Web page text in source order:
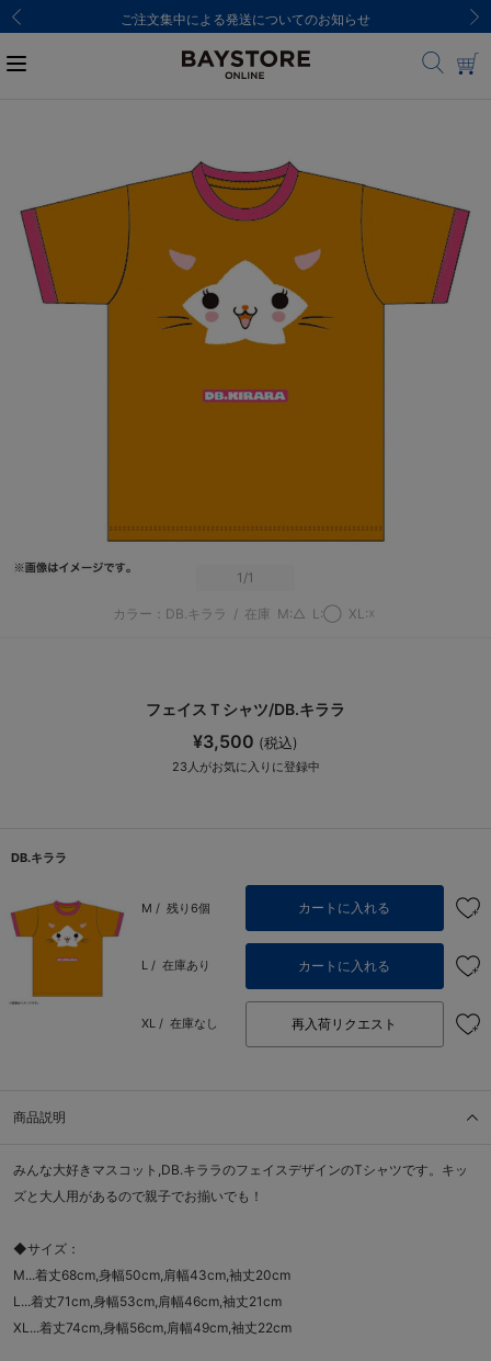
ご注文集中による発送についてのお知らせ
1 /1
カラー：DB.キララ / 在庫 M:△ L:◯ XL:☓
フェイスＴシャツ/DB.キララ
¥3,500 (税込)
23 人がお気に入りに登録中
DB.キララ
M / 残り6個 カートに入れる
L / 在庫あり カートに入れる
XL / 在庫なし 再入荷リクエスト
商品説明
みんな大好きマスコット,DB.キララのフェイスデザインのTシャツです。キッ
ズと大人用があるので親子でお揃いでも！
◆サイズ：
M...着丈68cm,身幅50cm,肩幅43cm,袖丈20cm
L...着丈71cm,身幅53cm,肩幅46cm,袖丈21cm
XL...着丈74cm,身幅56cm,肩幅49cm,袖丈22cm